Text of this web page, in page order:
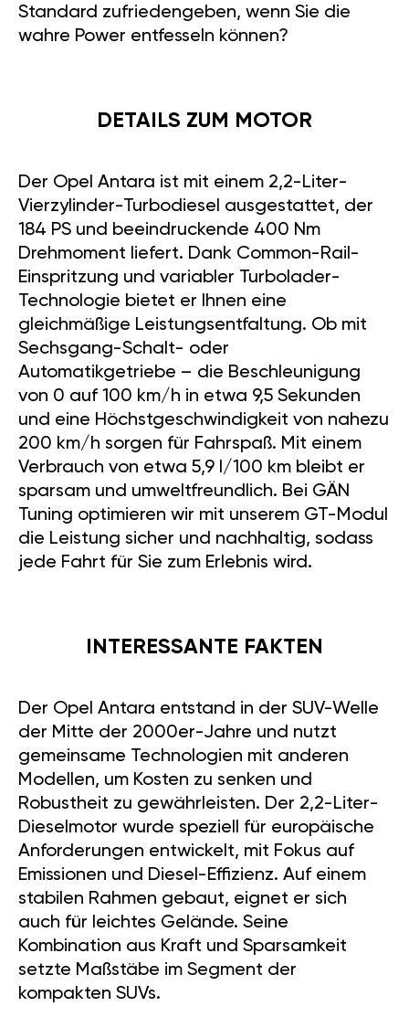
Standard zufriedengeben, wenn Sie die
wahre Power entfesseln können?
DETAILS ZUM MOTOR
Der Opel Antara ist mit einem 2,2-Liter-
Vierzylinder-Turbodiesel ausgestattet, der
184 PS und beeindruckende 400 Nm
Drehmoment liefert. Dank Common-Rail-
Einspritzung und variabler Turbolader-
Technologie bietet er Ihnen eine
gleichmäßige Leistungsentfaltung. Ob mit
Sechsgang-Schalt- oder
Automatikgetriebe – die Beschleunigung
von 0 auf 100 km/h in etwa 9,5 Sekunden
und eine Höchstgeschwindigkeit von nahezu
200 km/h sorgen für Fahrspaß. Mit einem
Verbrauch von etwa 5,9 l/100 km bleibt er
sparsam und umweltfreundlich. Bei GÄN
Tuning optimieren wir mit unserem GT-Modul
die Leistung sicher und nachhaltig, sodass
jede Fahrt für Sie zum Erlebnis wird.
INTERESSANTE FAKTEN
Der Opel Antara entstand in der SUV-Welle
der Mitte der 2000er-Jahre und nutzt
gemeinsame Technologien mit anderen
Modellen, um Kosten zu senken und
Robustheit zu gewährleisten. Der 2,2-Liter-
Dieselmotor wurde speziell für europäische
Anforderungen entwickelt, mit Fokus auf
Emissionen und Diesel-Effizienz. Auf einem
stabilen Rahmen gebaut, eignet er sich
auch für leichtes Gelände. Seine
Kombination aus Kraft und Sparsamkeit
setzte Maßstäbe im Segment der
kompakten SUVs.